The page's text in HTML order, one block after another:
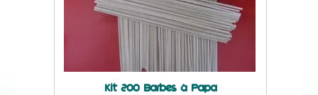
Kit 200 Barbes à Papa